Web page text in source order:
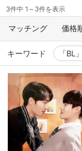
3件中 1～3件を表示
マッチング 価格
キーワード 「BL